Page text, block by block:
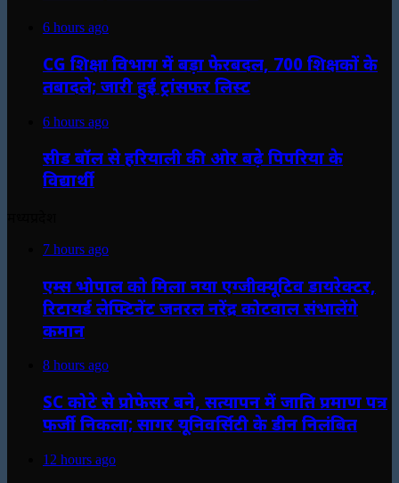
6 hours ago
CG शिक्षा विभाग में बड़ा फेरबदल, 700 शिक्षकों के
तबादले; जारी हुई ट्रांसफर लिस्ट
6 hours ago
सीड बॉल से हरियाली की ओर बढ़े पिपरिया के
विद्यार्थी
7 hours ago
एम्स भोपाल को मिला नया एग्जीक्यूटिव डायरेक्टर,
रिटायर्ड लेफ्टिनेंट जनरल नरेंद्र कोटवाल संभालेंगे
कमान
8 hours ago
SC कोटे से प्रोफेसर बने, सत्यापन में जाति प्रमाण पत्र
फर्जी निकला; सागर यूनिवर्सिटी के डीन निलंबित
12 hours ago